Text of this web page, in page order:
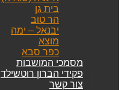
בית גן
הר טוב
יבנאל – ימה
מוצא
כפר סבא
מסמכי המושבות
פקידי הברון רוטשילד
צור קשר